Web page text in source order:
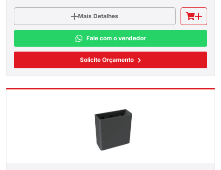
Mais Detalhes
Fale com o vendedor
Solicite Orçamento